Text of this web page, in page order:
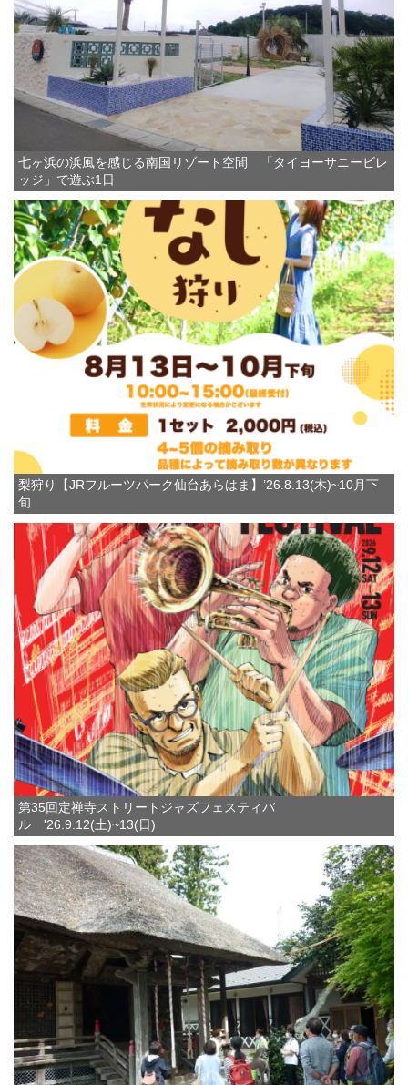
七ヶ浜の浜風を感じる南国リゾート空間 「タイヨーサニービレ
ッジ」で遊ぶ1日
梨狩り【JRフルーツパーク仙台あらはま】’26.8.13(木)~10月下
旬
第35回定禅寺ストリートジャズフェスティバ
ル '26.9.12(土)~13(日)